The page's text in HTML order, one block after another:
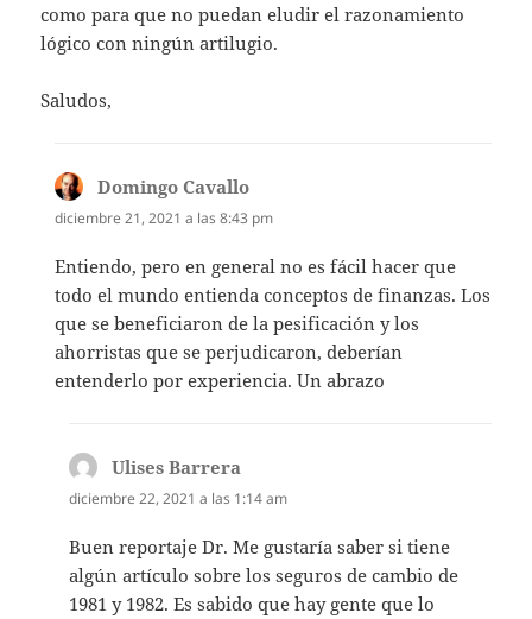
como para que no puedan eludir el razonamiento
lógico con ningún artilugio.
Saludos,
Domingo Cavallo
diciembre 21, 2021 a las 8:43 pm
Entiendo, pero en general no es fácil hacer que
todo el mundo entienda conceptos de finanzas. Los
que se beneficiaron de la pesificación y los
ahorristas que se perjudicaron, deberían
entenderlo por experiencia. Un abrazo
Ulises Barrera
diciembre 22, 2021 a las 1:14 am
Buen reportaje Dr. Me gustaría saber si tiene
algún artículo sobre los seguros de cambio de
1981 y 1982. Es sabido que hay gente que lo